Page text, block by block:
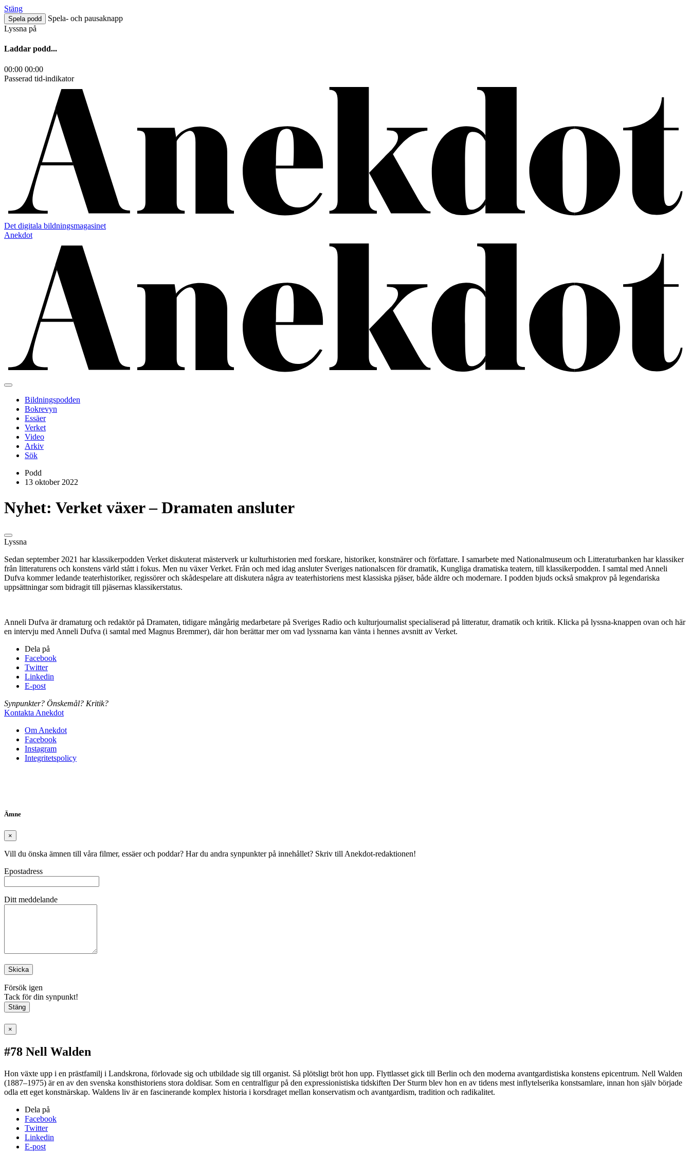
Hoppa
till
innehåll
Stäng
Spela podd
Spela- och pausaknapp
Lyssna på
Laddar podd...
00:00 00:00
Passerad tid-indikator
Det digitala bildningsmagasinet
Anekdot
Bildningspodden
Bokrevyn
Essäer
Verket
Video
Arkiv
Sök
Podd
13 oktober 2022
Nyhet: Verket växer – Dramaten ansluter
Lyssna
Sedan september 2021 har klassikerpodden Verket diskuterat mästerverk ur kulturhistorien med forskare, historiker, konstnärer och författare. I samarbete med Nationalmuseum och Litteraturbanken har klassiker
från litteraturens och konstens värld stått i fokus. Men nu växer Verket. Från och med idag ansluter Sveriges nationalscen för dramatik, Kungliga dramatiska teatern, till klassikerpodden. I samtal med Anneli
Dufva kommer ledande teaterhistoriker, regissörer och skådespelare att diskutera några av teaterhistoriens mest klassiska pjäser, både äldre och modernare. I podden bjuds också smakprov på legendariska
uppsättningar som bidragit till pjäsernas klassikerstatus.
Anneli Dufva är dramaturg och redaktör på Dramaten, tidigare mångårig medarbetare på Sveriges Radio och kulturjournalist specialiserad på litteratur, dramatik och kritik. Klicka på lyssna-knappen ovan och här
en intervju med Anneli Dufva (i samtal med Magnus Bremmer), där hon berättar mer om vad lyssnarna kan vänta i hennes avsnitt av Verket.
Dela på
Facebook
Twitter
Linkedin
E-post
Synpunkter? Önskemål? Kritik?
Kontakta Anekdot
Om Anekdot
Facebook
Instagram
Integritetspolicy
Ämne
×
Vill du önska ämnen till våra filmer, essäer och poddar? Har du andra synpunkter på innehållet? Skriv till Anekdot-redaktionen!
Epostadress
Ditt meddelande
Skicka
Försök igen
Tack för din synpunkt!
Stäng
×
#78 Nell Walden
Hon växte upp i en prästfamilj i Landskrona, förlovade sig och utbildade sig till organist. Så plötsligt bröt hon upp. Flyttlasset gick till Berlin och den moderna avantgardistiska konstens epicentrum. Nell Walden
(1887–1975) är en av den svenska konsthistoriens stora doldisar. Som en centralfigur på den expressionistiska tidskiften Der Sturm blev hon en av tidens mest inflytelserika konstsamlare, innan hon själv började
odla ett eget konstnärskap. Waldens liv är en fascinerande komplex historia i korsdraget mellan konservatism och avantgardism, tradition och radikalitet.
Dela på
Facebook
Twitter
Linkedin
E-post